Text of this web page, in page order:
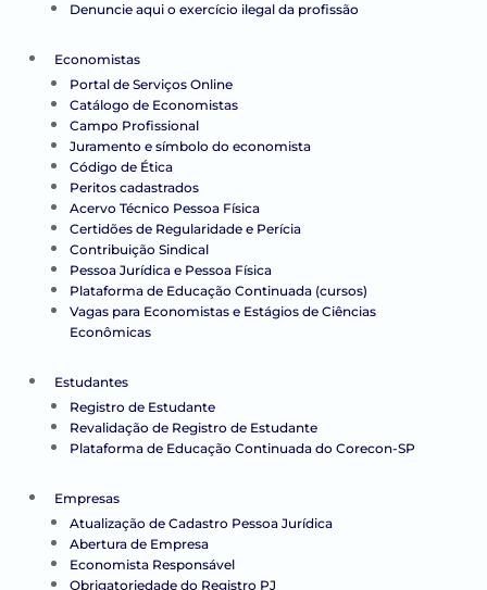
Denuncie aqui o exercício ilegal da profissão
Economistas
Portal de Serviços Online
Catálogo de Economistas
Campo Profissional
Juramento e símbolo do economista
Código de Ética
Peritos cadastrados
Acervo Técnico Pessoa Física
Certidões de Regularidade e Perícia
Contribuição Sindical
Pessoa Jurídica e Pessoa Física
Plataforma de Educação Continuada (cursos)
Vagas para Economistas e Estágios de Ciências
Econômicas
Estudantes
Registro de Estudante
Revalidação de Registro de Estudante
Plataforma de Educação Continuada do Corecon-SP
Empresas
Atualização de Cadastro Pessoa Jurídica
Abertura de Empresa
Economista Responsável
Obrigatoriedade do Registro PJ